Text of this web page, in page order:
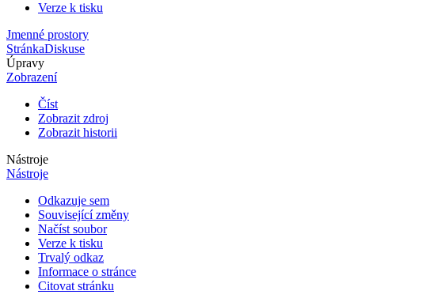
Verze k tisku
Jmenné prostory
StránkaDiskuse
Úpravy
Zobrazení
Číst
Zobrazit zdroj
Zobrazit historii
Nástroje
Nástroje
Odkazuje sem
Související změny
Načíst soubor
Verze k tisku
Trvalý odkaz
Informace o stránce
Citovat stránku